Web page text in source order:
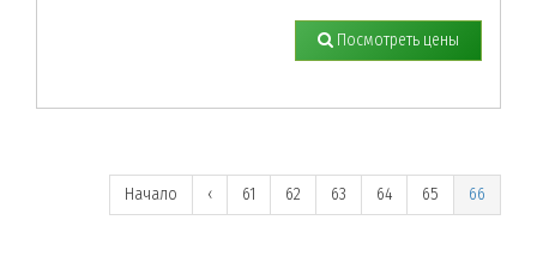
Посмотреть цены
Начало ‹ 61 62 63 64 65 66